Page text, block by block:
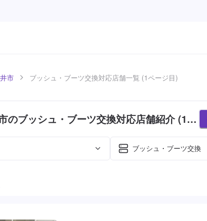
市 ブッシュ・ブーツ交換対応店舗一覧 (1ページ目)
のブッシュ・ブーツ交換対応店舗紹介 (1ペ
ブッシュ・ブーツ交換